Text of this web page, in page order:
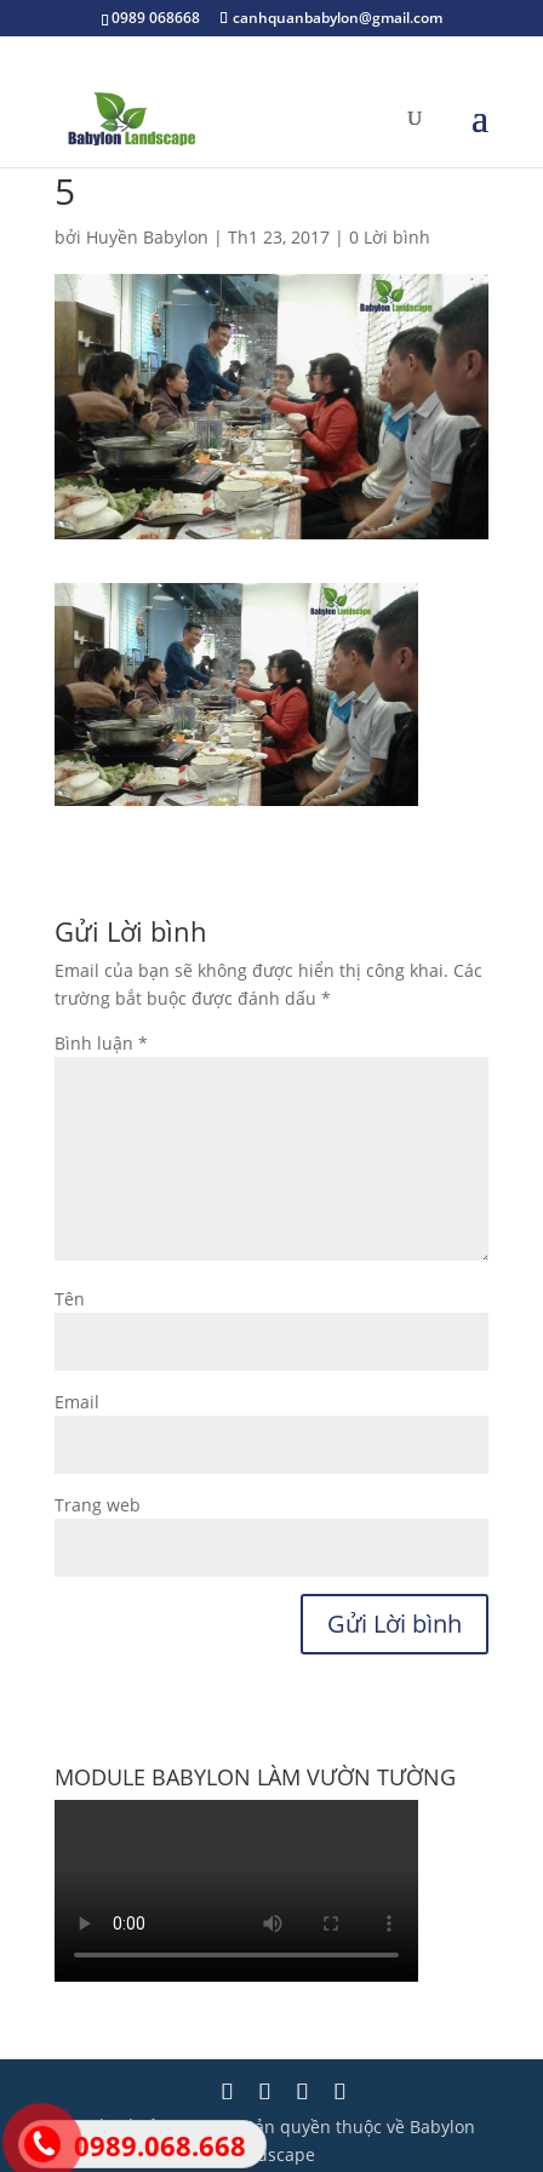
0989.068.668
0989 068668 canhquanbabylon@gmail.com
5
bởi Huyền Babylon | Th1 23, 2017| 0 Lời bình
Gửi Lời bình
Email của bạn sẽ không được hiển thị công khai. Các
trường bắt buộc được đánh dấu *
Bình luận *
Tên
Email
Trang web
MODULE BABYLON LÀM VƯỜN TƯỜNG
Thiết kế bởi Wisera | Bản quyền thuộc về Babylon
Landscape